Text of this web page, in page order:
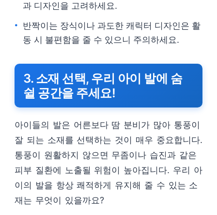
과 디자인을 고려하세요.
반짝이는 장식이나 과도한 캐릭터 디자인은 활
동 시 불편함을 줄 수 있으니 주의하세요.
3. 소재 선택, 우리 아이 발에 숨
쉴 공간을 주세요!
아이들의 발은 어른보다 땀 분비가 많아 통풍이
잘 되는 소재를 선택하는 것이 매우 중요합니다.
통풍이 원활하지 않으면 무좀이나 습진과 같은
피부 질환에 노출될 위험이 높아집니다. 우리 아
이의 발을 항상 쾌적하게 유지해 줄 수 있는 소
재는 무엇이 있을까요?